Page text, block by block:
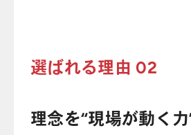
選ばれる理由 02
理念を“現場が動く